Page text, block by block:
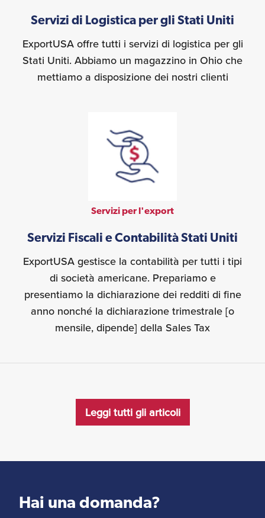
Servizi di Logistica per gli Stati Uniti
ExportUSA offre tutti i servizi di logistica per gli
Stati Uniti. Abbiamo un magazzino in Ohio che
mettiamo a disposizione dei nostri clienti
Servizi per l'export
Servizi Fiscali e Contabilità Stati Uniti
ExportUSA gestisce la contabilità per tutti i tipi
di società americane. Prepariamo e
presentiamo la dichiarazione dei redditi di fine
anno nonché la dichiarazione trimestrale [o
mensile, dipende] della Sales Tax
Leggi tutti gli articoli
Hai una domanda?